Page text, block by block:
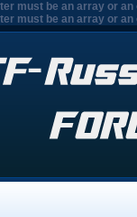
must be an array or
must be an array or